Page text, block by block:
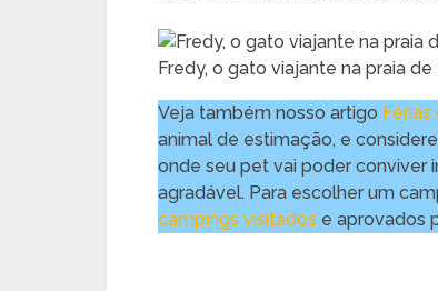
Fredy, o gato viajante na praia
Veja também nosso artigo
animal de estimação, e
onde seu pet vai poder
agradável. Para escolher um
campings visitados e aprovados